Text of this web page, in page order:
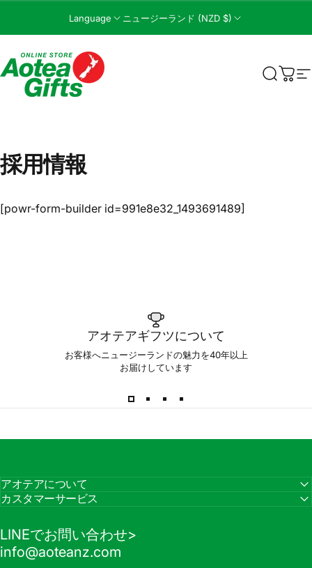
Language ニュージーランド (NZD $)
Aotea Gifts Online 検索カー
採用情報
[powr-form-builder id=991e8e32_1493691489]
アオテアギフツについて
お客様へニュージーランドの魅力を40年以上
お届けしています
アオテアについて
カスタマーサービス
LINEでお問い合わせ>
info@aoteanz.com